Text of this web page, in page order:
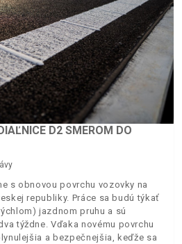
D2 SMEROM DO
s obnovou povrchu vozovky na
republiky. Práce sa budú týkať
jazdnom pruhu a sú
týždne. Vďaka novému povrchu
a bezpečnejšia, keďže sa